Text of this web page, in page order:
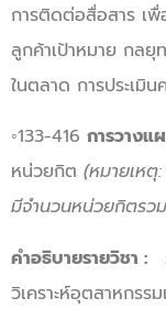
การติดต่อสื่อสาร เพื่
ลูกค้าเป้าหมาย กลยุ
ในตลาด การประเมิ
◦133-416 การวางแ
หน่วยกิต (หมายเหตุ:
มีจำนวนหน่วยกิตรว
คำอธิบายรายวิชา :
วิเคราะห์อุตสาหกรร